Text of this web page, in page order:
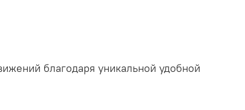
благодаря уникальной удобной